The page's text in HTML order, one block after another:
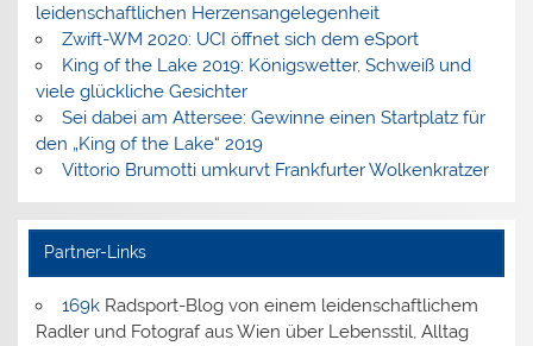
leidenschaftlichen Herzensangelegenheit
Zwift-WM 2020: UCI öffnet sich dem eSport
King of the Lake 2019: Königswetter, Schweiß und
viele glückliche Gesichter
Sei dabei am Attersee: Gewinne einen Startplatz für
den „King of the Lake“ 2019
Vittorio Brumotti umkurvt Frankfurter Wolkenkratzer
Partner-Links
169kRadsport-Blog von einem leidenschaftlichem
Radler und Fotograf aus Wien über Lebensstil, Alltag